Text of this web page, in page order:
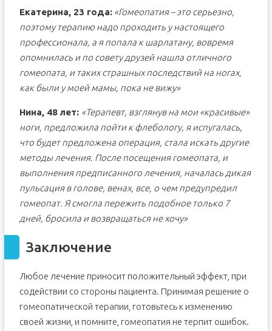
Екатерина, 23 года: «Гомеопатия – это серьезно,
поэтому терапию надо проходить у настоящего
профессионала, а я попала к шарлатану, вовремя
опомнилась и по совету друзей нашла отличного
гомеопата, и таких страшных последствий на ногах,
как были у моей мамы, пока не вижу»
Нина, 48 лет: «Терапевт, взглянув на мои «красивые»
ноги, предложила пойти к флебологу, я испугалась,
что будет предложена операция, стала искать другие
методы лечения. После посещения гомеопата, и
выполнения предписанного лечения, началась дикая
пульсация в голове, венах, все, о чем предупредил
гомеопат. Я смогла пережить подобное только 7
дней, бросила и возвращаться не хочу»
Заключение
Любое лечение приносит положительный эффект, при
содействии со стороны пациента. Принимая решение о
гомеопатической терапии, готовьтесь к изменению
своей жизни, и помните, гомеопатия не терпит ошибок.